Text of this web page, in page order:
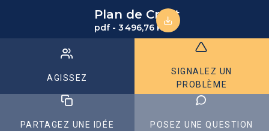
Plan de Crest
pdf - 3 496,76 KB
AGISSEZ
SIGNALEZ UN
PROBLÈME
PARTAGEZ UNE IDÉE POSEZ UNE QUESTION